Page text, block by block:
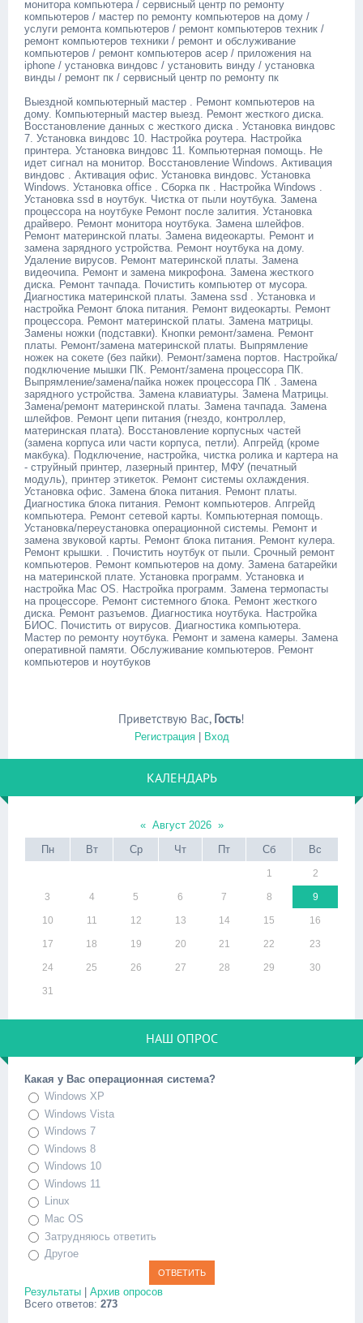
монитора компьютера / сервисный центр по ремонту
компьютеров / мастер по ремонту компьютеров на дому /
услуги ремонта компьютеров / ремонт компьютеров техник /
ремонт компьютеров техники / ремонт и обслуживание
компьютеров / ремонт компьютеров асер / приложения на
iрhоnе / установка виндовс / установить винду / установка
винды / ремонт пк / сервисный центр по ремонту пк
Выездной компьютерный мастер . Ремонт компьютеров на
дому. Компьютерный мастер выезд. Ремонт жесткого диска.
Восстановление данных с жесткого диска . Установка виндовс
7. Установка виндовс 10. Настройка роутера. Настройка
принтера. Установка виндовс 11. Компьютерная помощь. Не
идет сигнал на монитор. Восстановление Windоws. Активация
виндовс . Активация офис. Установка виндовс. Установка
Windоws. Установка оffiсе . Сборка пк . Настройка Windоws .
Установка ssd в ноутбук. Чистка от пыли ноутбука. Замена
процессора на ноутбуке Ремонт после залития. Установка
драйверо. Ремонт монитора ноутбука. Замена шлейфов.
Ремонт материнской платы. Замена видеокарты. Ремонт и
замена зарядного устройства. Ремонт ноутбука на дому.
Удаление вирусов. Ремонт материнской платы. Замена
видеочипа. Ремонт и замена микрофона. Замена жесткого
диска. Ремонт тачпада. Почистить компьютер от мусора.
Диагностика материнской платы. Замена ssd . Установка и
настройка Ремонт блока питания. Ремонт видеокарты. Ремонт
процессора. Ремонт материнской платы. Замена матрицы.
Замены ножки (подставки). Кнопки ремонт/замена. Ремонт
платы. Ремонт/замена материнской платы. Выпрямление
ножек на сокете (без пайки). Ремонт/замена портов. Настройка/
подключение мышки ПК. Ремонт/замена процессора ПК.
Выпрямление/замена/пайка ножек процессора ПК . Замена
зарядного устройства. Замена клавиатуры. Замена Матрицы.
Замена/ремонт материнской платы. Замена тачпада. Замена
шлейфов. Ремонт цепи питания (гнездо, контроллер,
материнская плата). Восстановление корпусных частей
(замена корпуса или части корпуса, петли). Апгрейд (кроме
макбука). Подключение, настройка, чистка ролика и картера на
- струйный принтер, лазерный принтер, МФУ (печатный
модуль), принтер этикеток. Ремонт системы охлаждения.
Установка офис. Замена блока питания. Ремонт платы.
Диагностика блока питания. Ремонт компьютеров. Апгрейд
компьютера. Ремонт сетевой карты. Компьютерная помощь.
Установка/переустановка операционной системы. Ремонт и
замена звуковой карты. Ремонт блока питания. Ремонт кулера.
Ремонт крышки. . Почистить ноутбук от пыли. Срочный ремонт
компьютеров. Ремонт компьютеров на дому. Замена батарейки
на материнской плате. Установка программ. Установка и
настройка Мас ОS. Настройка программ. Замена термопасты
на процессоре. Ремонт системного блока. Ремонт жесткого
диска. Ремонт разъемов. Диагностика ноутбука. Настройка
БИОС. Почистить от вирусов. Диагностика компьютера.
Мастер по ремонту ноутбука. Ремонт и замена камеры. Замена
оперативной памяти. Обслуживание компьютеров. Ремонт
компьютеров и ноутбуков
Приветствую Вас, Гость!
Регистрация| Вход
КАЛЕНДАРЬ
« Август 2026 »
Пн
Вт Ср Чт Пт Сб Вс
1 2
3 4 5 6 7 8 9
10 11 12 13 14 15 16
17 18 19 20 21 22 23
24 25 26 27 28 29 30
31
НАШ ОПРОС
Какая у Вас операционная система?
Windows XP
Windows Vista
Windows 7
Windows 8
Windows 10
Windows 11
Linux
Mac OS
Затрудняюсь ответить
Другое
Результаты | Архив опросов
Всего ответов: 273